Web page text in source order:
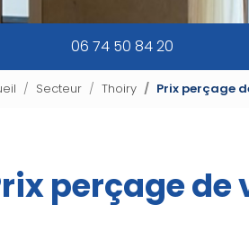
06 74 50 84 20
Secteur Thoiry Prix perçage
perçage